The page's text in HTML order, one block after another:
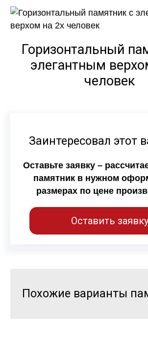
Горизонтальный
элегантным
человек
Заинтересовал этот
Оставьте заявку –
памятник в нужном
размерах по цене
Оставить заявку
Похожие варианты